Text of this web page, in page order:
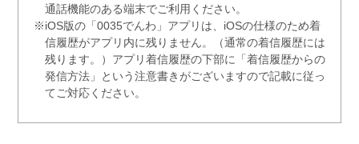
通話機能のある端末でご利用ください。
※iOS版の「0035でんわ」アプリは、iOSの仕様のため着
信履歴がアプリ内に残りません。（通常の着信履歴には
残ります。）アプリ着信履歴の下部に「着信履歴からの
発信方法」という注意書きがございますので記載に従っ
てご対応ください。